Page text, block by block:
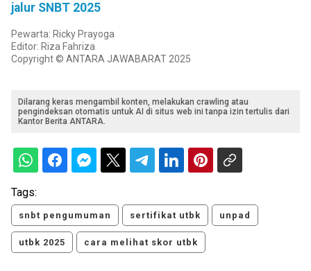
jalur SNBT 2025
Pewarta: Ricky Prayoga
Editor: Riza Fahriza
Copyright © ANTARA JAWABARAT 2025
Dilarang keras mengambil konten, melakukan crawling atau
pengindeksan otomatis untuk AI di situs web ini tanpa izin tertulis dari
Kantor Berita ANTARA.
Tags:
snbt pengumuman sertifikat utbk unpad
utbk 2025 cara melihat skor utbk